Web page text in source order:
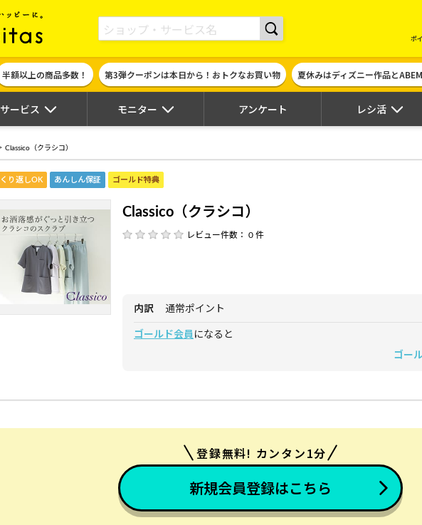
ポイント貯めて現金やギフト券に交換できるポイントサイト | ハピタス
ポ
半額以上の商品多数！ 第3弾クーポンは本日から！おトクなお買い物 夏休みはディズニー作品と
サービス モニター アンケート レシ活
Classico（クラシコ）
くり返しOK あんしん保証 ゴールド特典
Classico（クラシコ）
レビュー件数： 0 件
内訳 通常ポイント
ゴールド会員 になると
ゴー
登録無料! カンタン1分
新規会員登録はこちら